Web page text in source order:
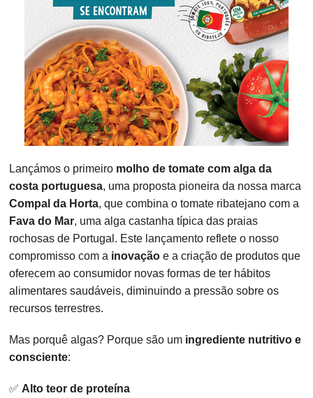
Lançámos o primeiro molho de tomate com alga da
costa portuguesa, uma proposta pioneira da nossa marca
Compal da Horta, que combina o tomate ribatejano com a
Fava do Mar, uma alga castanha típica das praias
rochosas de Portugal. Este lançamento reflete o nosso
compromisso com a inovação e a criação de produtos que
oferecem ao consumidor novas formas de ter hábitos
alimentares saudáveis, diminuindo a pressão sobre os
recursos terrestres.
Mas porquê algas? Porque são um ingrediente nutritivo e
consciente:
✅ Alto teor de proteína